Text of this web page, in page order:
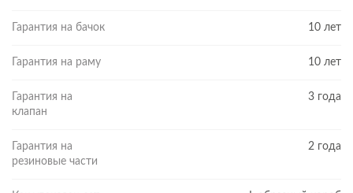
Гарантия на бачок 10 лет
Гарантия на раму 10 лет
Гарантия на
клапан
3 года
Гарантия на
резиновые части
2 года